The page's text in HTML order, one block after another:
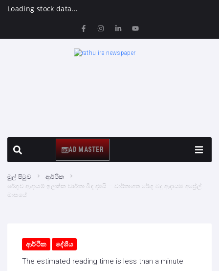
Loading stock data...
AD MASTER
මුල් පිටුව
ආර්ථික
රේගුව ආදායම් ඉලක්ක වාර්තා බිඳ දමයි – වාර්තාගත රේගු බදු ආදායම අප්‍රේල්
මාසයේ
ආර්ථික දේශීය
The estimated reading time is less than a minute